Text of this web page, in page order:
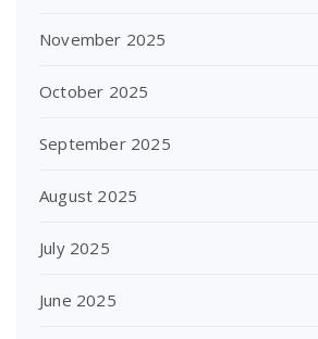
November 2025
October 2025
September 2025
August 2025
July 2025
June 2025